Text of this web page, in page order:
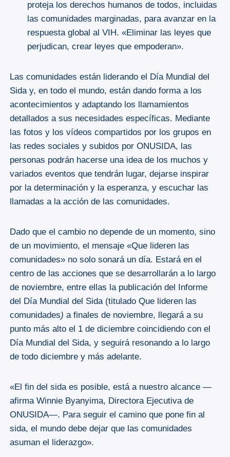
proteja los derechos humanos de todos, incluidas
las comunidades marginadas, para avanzar en la
respuesta global al VIH. «Eliminar las leyes que
perjudican, crear leyes que empoderan».
Las comunidades están liderando el Día Mundial del
Sida y, en todo el mundo, están dando forma a los
acontecimientos y adaptando los llamamientos
detallados a sus necesidades específicas. Mediante
las fotos y los vídeos compartidos por los grupos en
las redes sociales y subidos por ONUSIDA, las
personas podrán hacerse una idea de los muchos y
variados eventos que tendrán lugar, dejarse inspirar
por la determinación y la esperanza, y escuchar las
llamadas a la acción de las comunidades.
Dado que el cambio no depende de un momento, sino
de un movimiento, el mensaje «Que lideren las
comunidades» no solo sonará un día. Estará en el
centro de las acciones que se desarrollarán a lo largo
de noviembre, entre ellas la publicación del Informe
del Día Mundial del Sida (titulado Que lideren las
comunidades) a finales de noviembre, llegará a su
punto más alto el 1 de diciembre coincidiendo con el
Día Mundial del Sida, y seguirá resonando a lo largo
de todo diciembre y más adelante.
«El fin del sida es posible, está a nuestro alcance —
afirma Winnie Byanyima, Directora Ejecutiva de
ONUSIDA—. Para seguir el camino que pone fin al
sida, el mundo debe dejar que las comunidades
asuman el liderazgo».